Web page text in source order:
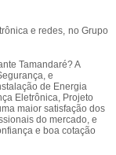
e redes, no Grupo
Tamandaré? A
e
de Energia
Eletrônica, Projeto
maior satisfação dos
do mercado, e
e boa cotação